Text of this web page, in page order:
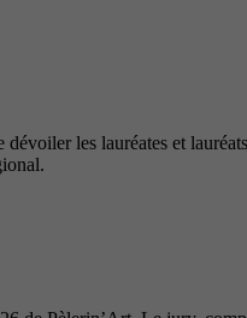
les lauréates et